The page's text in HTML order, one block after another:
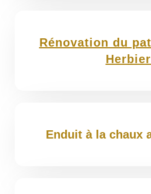
Rénovation du
Enduit à la chaux